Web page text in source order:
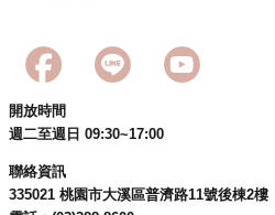
與
文
創
商
品
開放時間
週二至週日 09:30~17:00
聯絡資訊
335021 桃園市大溪區普濟路11號後棟2樓